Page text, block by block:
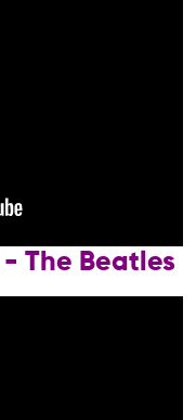
- The Beatles